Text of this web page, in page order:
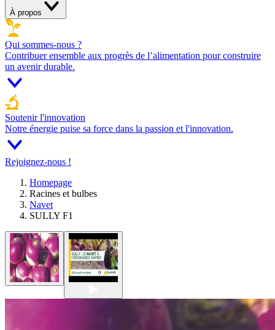
À propos
Qui sommes-nous ?
Contribuer ensemble aux progrès de l’alimentation pour construire
un avenir durable.
Soutenir l'innovation
Notre énergie puise sa force dans la passion et l'innovation.
Rejoignez-nous !
Homepage
Racines et bulbes
Navet
SULLY F1